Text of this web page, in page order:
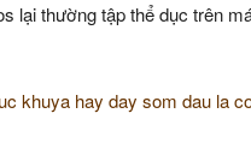
lại thường tập thể dục trên